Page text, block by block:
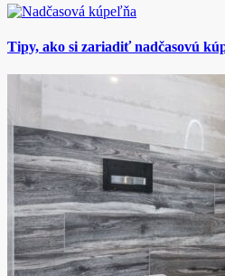
Tipy, ako si zariadiť nadčasovú